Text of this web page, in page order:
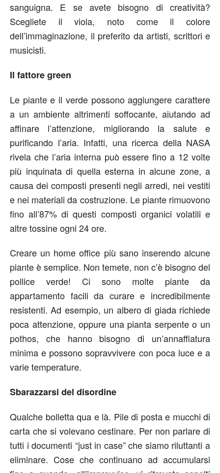
sanguigna. E se avete bisogno di creatività?
Scegliete il viola, noto come il colore
dell’immaginazione, il preferito da artisti, scrittori e
musicisti.
Il fattore green
Le piante e il verde possono aggiungere carattere
a un ambiente altrimenti soffocante, aiutando ad
affinare l’attenzione, migliorando la salute e
purificando l’aria. Infatti, una ricerca della NASA
rivela che l’aria interna può essere fino a 12 volte
più inquinata di quella esterna in alcune zone, a
causa dei composti presenti negli arredi, nei vestiti
e nei materiali da costruzione. Le piante rimuovono
fino all’87% di questi composti organici volatili e
altre tossine ogni 24 ore.
Creare un home office più sano inserendo alcune
piante è semplice. Non temete, non c’è bisogno del
pollice verde! Ci sono molte piante da
appartamento facili da curare e incredibilmente
resistenti. Ad esempio, un albero di giada richiede
poca attenzione, oppure una pianta serpente o un
pothos, che hanno bisogno di un’annaffiatura
minima e possono sopravvivere con poca luce e a
varie temperature.
Sbarazzarsi del disordine
Qualche bolletta qua e là. Pile di posta e mucchi di
carta che si volevano cestinare. Per non parlare di
tutti i documenti “just in case” che siamo riluttanti a
eliminare. Cose che continuano ad accumularsi